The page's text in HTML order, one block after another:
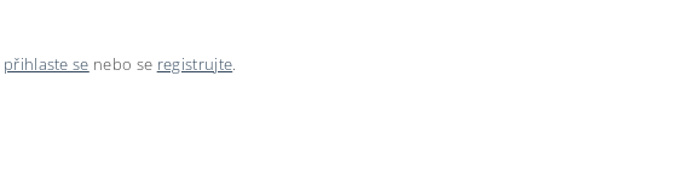
přihlaste se nebo se registrujte